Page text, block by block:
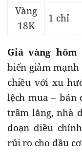
Vàng
18K
1 chỉ
Giá vàng hôm
biến giảm
chiều với xu
lệch mua –
trầm lắng, nhà
đoạn điều
rủi ro cho đầu